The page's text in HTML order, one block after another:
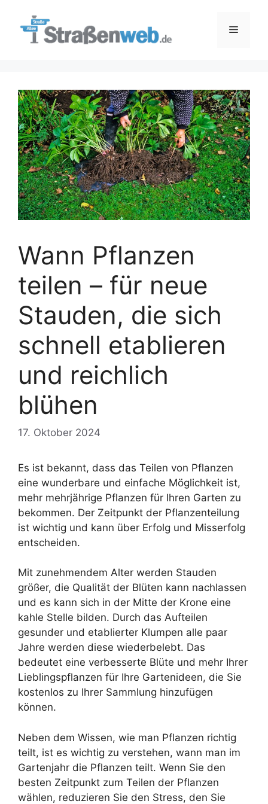
Menü
Wann Pflanzen
teilen – für neue
Stauden, die sich
schnell etablieren
und reichlich
blühen
17. Oktober 2024
Es ist bekannt, dass das Teilen von Pflanzen
eine wunderbare und einfache Möglichkeit ist,
mehr mehrjährige Pflanzen für Ihren Garten zu
bekommen. Der Zeitpunkt der Pflanzenteilung
ist wichtig und kann über Erfolg und Misserfolg
entscheiden.
Mit zunehmendem Alter werden Stauden
größer, die Qualität der Blüten kann nachlassen
und es kann sich in der Mitte der Krone eine
kahle Stelle bilden. Durch das Aufteilen
gesunder und etablierter Klumpen alle paar
Jahre werden diese wiederbelebt. Das
bedeutet eine verbesserte Blüte und mehr Ihrer
Lieblingspflanzen für Ihre Gartenideen, die Sie
kostenlos zu Ihrer Sammlung hinzufügen
können.
Neben dem Wissen, wie man Pflanzen richtig
teilt, ist es wichtig zu verstehen, wann man im
Gartenjahr die Pflanzen teilt. Wenn Sie den
besten Zeitpunkt zum Teilen der Pflanzen
wählen, reduzieren Sie den Stress, den Sie